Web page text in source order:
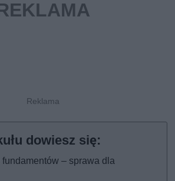
– sprawa dla